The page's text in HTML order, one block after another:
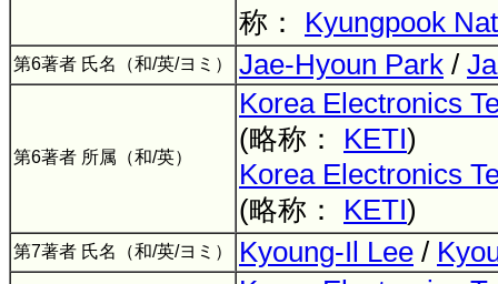
称： Kyungpook
第6著者 氏名（和/英/ヨミ） Jae-Hyoun Park /
第6著者 所属（和/英）
Korea Electronics
(略称： KETI)
Korea Electronics
(略称： KETI)
第7著者 氏名（和/英/ヨミ） Kyoung-Il Lee /